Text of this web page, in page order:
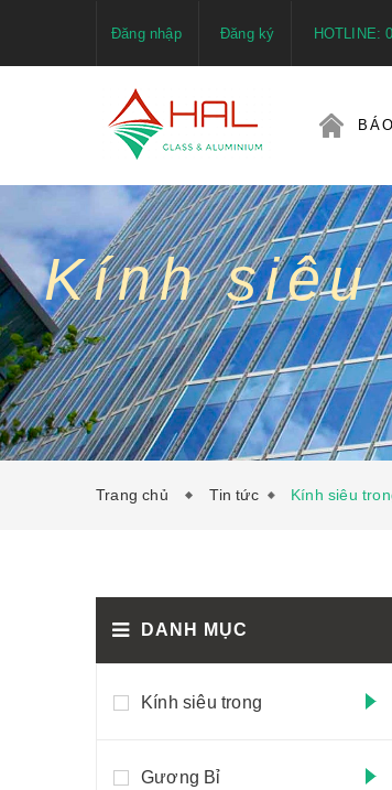
Đăng nhập Đăng ký HOTLINE:
Kính
Trang chủ Tin tức Kính siêu
DANH MỤC
Kính siêu trong
Gương Bỉ